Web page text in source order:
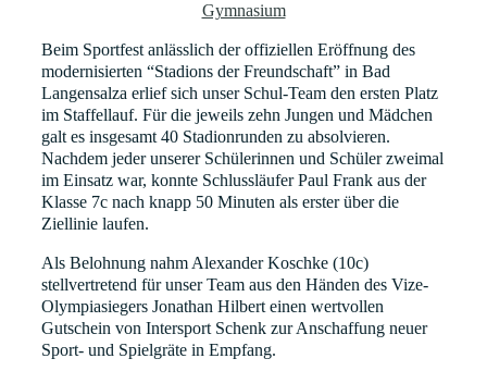
Gymnasium
Beim Sportfest anlässlich der offiziellen Eröffnung des
modernisierten “Stadions der Freundschaft” in Bad
Langensalza erlief sich unser Schul-Team den ersten Platz
im Staffellauf. Für die jeweils zehn Jungen und Mädchen
galt es insgesamt 40 Stadionrunden zu absolvieren.
Nachdem jeder unserer Schülerinnen und Schüler zweimal
im Einsatz war, konnte Schlussläufer Paul Frank aus der
Klasse 7c nach knapp 50 Minuten als erster über die
Ziellinie laufen.
Als Belohnung nahm Alexander Koschke (10c)
stellvertretend für unser Team aus den Händen des Vize-
Olympiasiegers Jonathan Hilbert einen wertvollen
Gutschein von Intersport Schenk zur Anschaffung neuer
Sport- und Spielgräte in Empfang.